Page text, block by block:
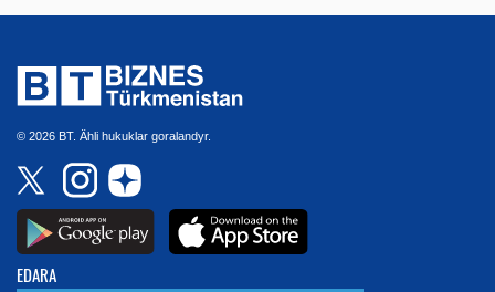
© 2026 BT. Ähli hukuklar goralandyr.
EDARA